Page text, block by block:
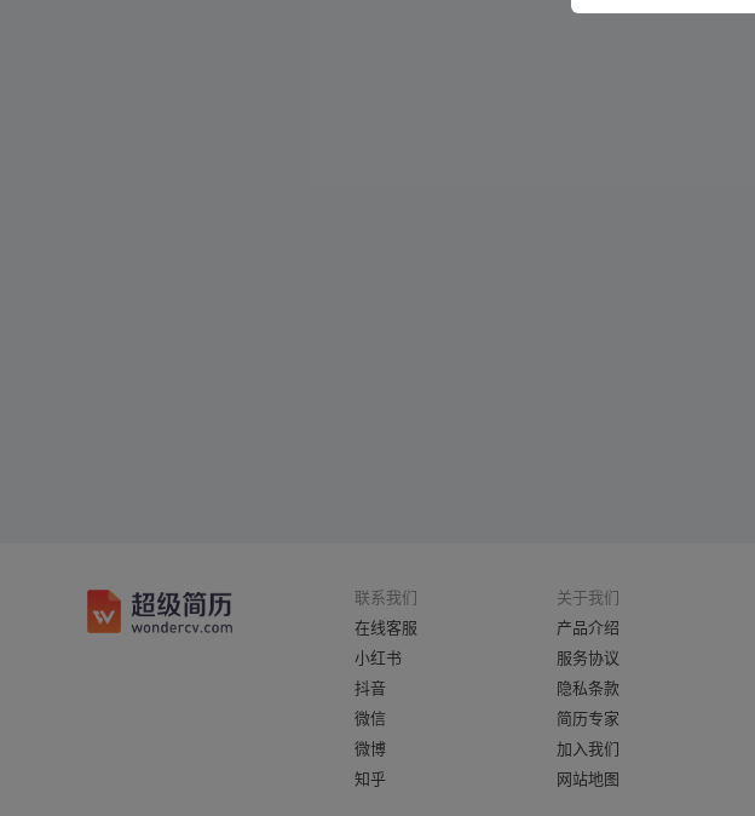
联系我们
在线客服
小红书
抖音
微信
微博
知乎
关于我们
产品介绍
服务协议
隐私条款
简历专家
加入我们
网站地图